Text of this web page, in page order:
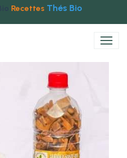
Recettes Thés Bio